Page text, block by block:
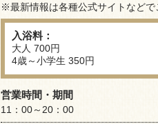
※最新情報は各種公式サイトなどで
入浴料：
大人 700円
4歳～小学生 350円
営業時間・期間
11：00～20：00